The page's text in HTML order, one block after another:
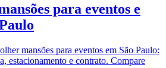
para eventos e
mansões para eventos em São Paulo:
estacionamento e contrato. Compare